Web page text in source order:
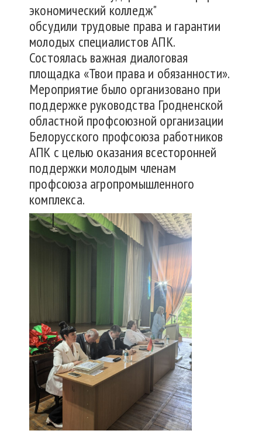
экономический колледж"
обсудили трудовые права и гарантии
молодых специалистов АПК.
Состоялась важная диалоговая
площадка «Твои права и обязанности».
Мероприятие было организовано при
поддержке руководства Гродненской
областной профсоюзной организации
Белорусского профсоюза работников
АПК с целью оказания всесторонней
поддержки молодым членам
профсоюза агропромышленного
комплекса.